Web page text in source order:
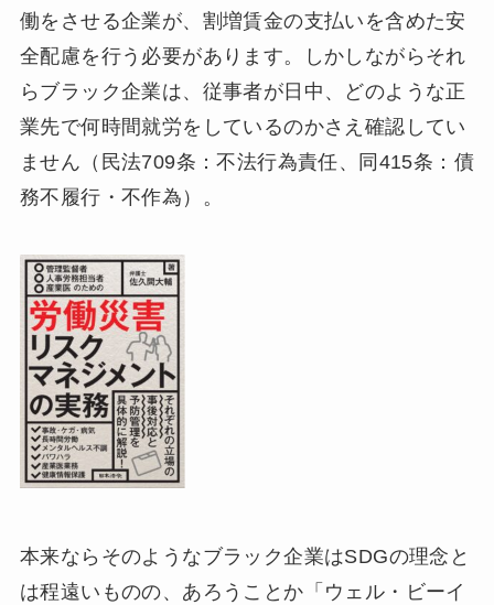
働をさせる企業が、割増賃金の支払いを含めた安
全配慮を行う必要があります。しかしながらそれ
らブラック企業は、従事者が日中、どのような正
業先で何時間就労をしているのかさえ確認してい
ません（民法709条：不法行為責任、同415条：債
務不履行・不作為）。
本来ならそのようなブラック企業はSDGの理念と
は程遠いものの、あろうことか「ウェル・ビーイ